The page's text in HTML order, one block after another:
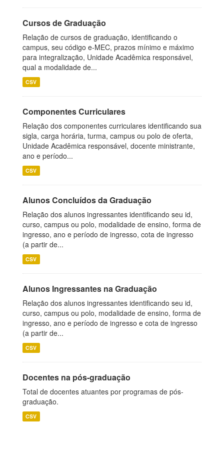
Cursos de Graduação
Relação de cursos de graduação, identificando o
campus, seu código e-MEC, prazos mínimo e máximo
para integralização, Unidade Acadêmica responsável,
qual a modalidade de...
CSV
Componentes Curriculares
Relação dos componentes curriculares identificando sua
sigla, carga horária, turma, campus ou polo de oferta,
Unidade Acadêmica responsável, docente ministrante,
ano e período...
CSV
Alunos Concluídos da Graduação
Relação dos alunos ingressantes identificando seu id,
curso, campus ou polo, modalidade de ensino, forma de
ingresso, ano e período de ingresso, cota de ingresso
(a partir de...
CSV
Alunos Ingressantes na Graduação
Relação dos alunos ingressantes identificando seu id,
curso, campus ou polo, modalidade de ensino, forma de
ingresso, ano e período de ingresso e cota de ingresso
(a partir de...
CSV
Docentes na pós-graduação
Total de docentes atuantes por programas de pós-
graduação.
CSV